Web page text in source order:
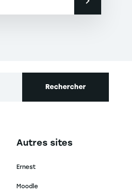
Rechercher
Navigation tertiaire footer
Autres sites
Ernest
Moodle